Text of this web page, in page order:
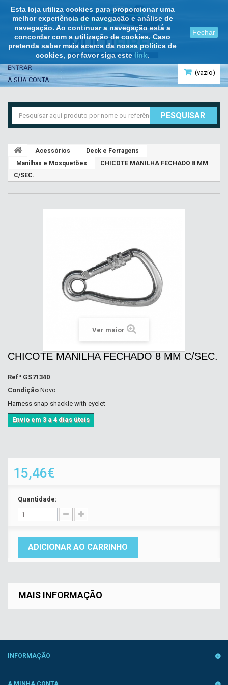
Esta loja utiliza cookies para proporcionar uma
melhor experiência de navegação e análise de
navegação. Ao continuar a navegação está a
concordar com a utilização de cookies. Caso
pretenda saber mais acerca da nossa política de
cookies, por favor siga este link.
Fechar
(vazio)
ENTRAR
A SUA CONTA
PESQUISAR
Acessórios
Deck e Ferragens
Manilhas e Mosquetões
CHICOTE MANILHA FECHADO 8 MM
C/SEC.
Ver maior
CHICOTE MANILHA FECHADO 8 MM C/SEC.
Refª GS71340
Condição Novo
Harness snap shackle with eyelet
Envio em 3 a 4 dias úteis
15,46€
Quantidade:
ADICIONAR AO CARRINHO
MAIS INFORMAÇÃO
INFORMAÇÃO